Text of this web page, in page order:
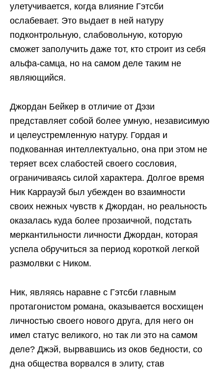
улетучивается, когда влияние Гэтсби
ослабевает. Это выдает в ней натуру
подконтрольную, слабовольную, которую
сможет заполучить даже тот, кто строит из себя
альфа-самца, но на самом деле таким не
являющийся.
Джордан Бейкер в отличие от Дэзи
представляет собой более умную, независимую
и целеустремленную натуру. Гордая и
подкованная интеллектуально, она при этом не
теряет всех слабостей своего сословия,
ограничиваясь силой характера. Долгое время
Ник Каррауэй был убежден во взаимности
своих нежных чувств к Джордан, но реальность
оказалась куда более прозаичной, подстать
меркантильности личности Джордан, которая
успела обручиться за период короткой легкой
размолвки с Ником.
Ник, являясь наравне с Гэтсби главным
протагонистом романа, оказывается восхищен
личностью своего нового друга, для него он
имел статус великого, но так ли это на самом
деле? Джэй, вырвавшись из оков бедности, со
дна общества ворвался в элиту, став